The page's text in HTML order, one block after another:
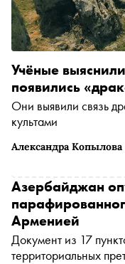
Александра Копылова
Учёные
появились
Они выявили связь
культами
Азербайджан
Арменией
Документ из 17
территориальных